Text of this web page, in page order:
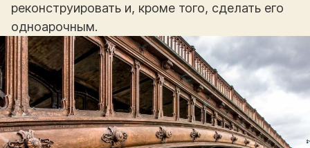
реконструировать и, кроме того, сделать его
одноарочным.